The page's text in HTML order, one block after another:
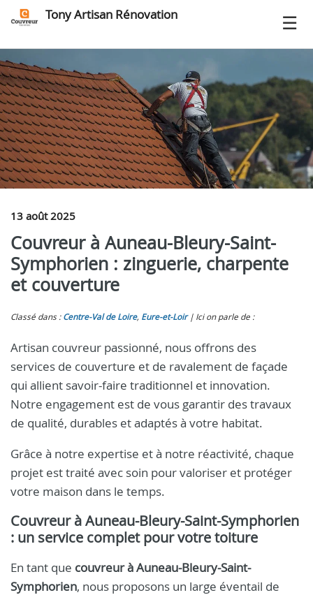
Tony Artisan Rénovation
13 août 2025
Couvreur à Auneau-Bleury-Saint-
Symphorien : zinguerie, charpente
et couverture
Classé dans : Centre-Val de Loire, Eure‑et‑Loir Ici on parle de :
Artisan couvreur passionné, nous offrons des
services de couverture et de ravalement de façade
qui allient savoir-faire traditionnel et innovation.
Notre engagement est de vous garantir des travaux
de qualité, durables et adaptés à votre habitat.
Grâce à notre expertise et à notre réactivité, chaque
projet est traité avec soin pour valoriser et protéger
votre maison dans le temps.
Couvreur à Auneau-Bleury-Saint-Symphorien
: un service complet pour votre toiture
En tant que couvreur à Auneau-Bleury-Saint-
Symphorien, nous proposons un large éventail de